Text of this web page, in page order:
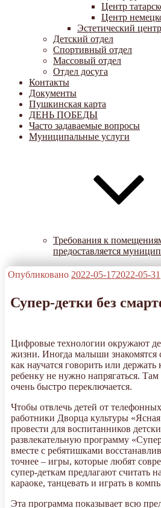
Центр
Центр
Эстетический центр
Детский отдел
Спортивный отдел
Массовый отдел
Отдел досуга
Контакты
Документы
Пушкинская карта
ДЕНЬ ПОБЕДЫ
Часто задаваемые вопросы
Муниципальные услуги
Требования к
предоставляется
Опубликовано 2022-05-172022-05-31
Супер-детки без
Цифровые технологии окружают
жизни. Иногда малыши знакомятся
как научатся говорить или
ребенку не нужно напрягаться.
очень быстро переключается.
Чтобы отвлечь детей от
работники Дворца культуры
провести для воспитанников
развлекательную программу
вместе с ребятишками
точнее – игры, которые любят
супер-деткам предлагают считать
караоке, танцевать и играть в
Эта программа показывает всю